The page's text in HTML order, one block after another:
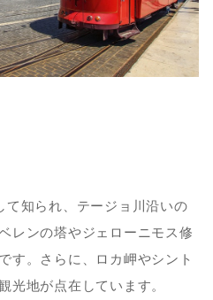
ト
て知られ、テージョ川沿いの
レンの塔やジェローニモス修
す。さらに、ロカ岬やシント
光地が点在しています。